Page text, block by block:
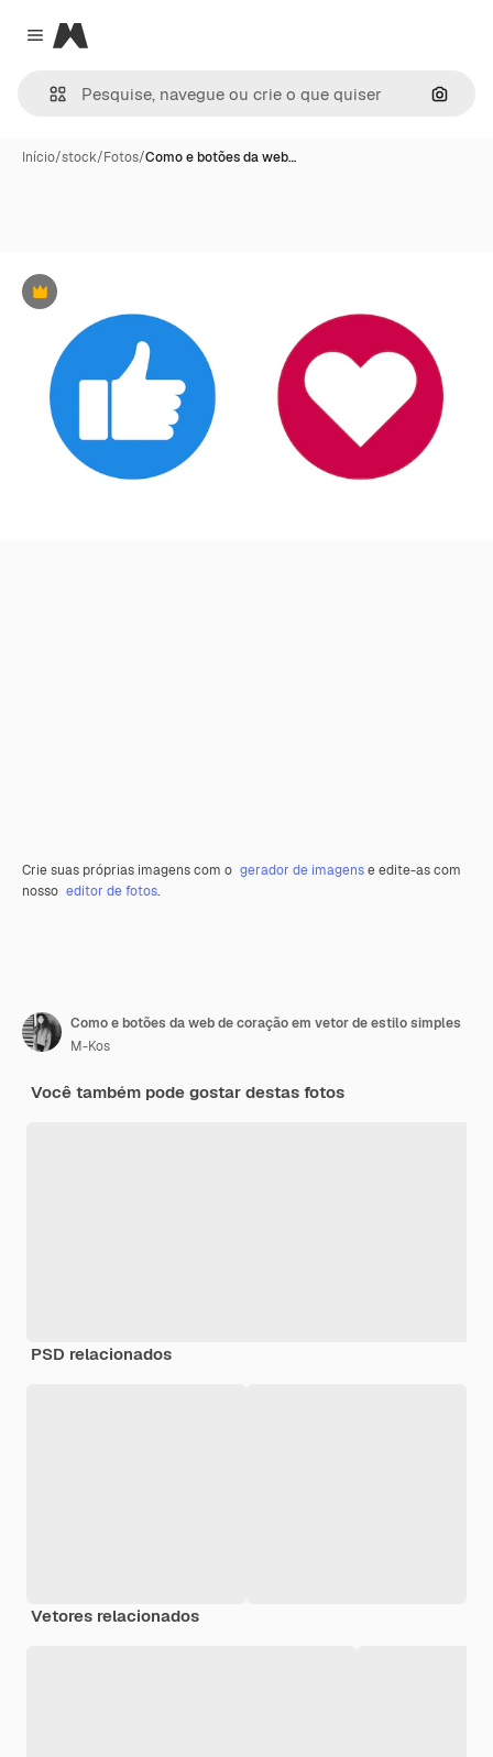
Close menu
Magnific
Início/stock/Fotos/Como e botões da web…
Premium
Crie suas próprias imagens com o gerador de imagense edite-as com
nosso editor de fotos.
Como e botões da web de coração em vetor de estilo simples
M-Kos
Você também pode gostar destas fotos
PSD relacionados
Vetores relacionados